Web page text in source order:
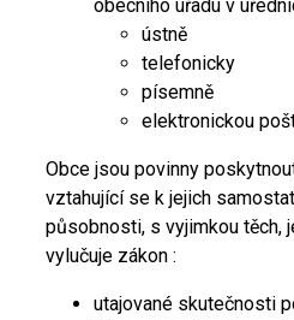
obecního úřadu v
ústně
telefonicky
písemně
elektronickou
Obce jsou povinny
vztahující se k jejich
působnosti, s vyjimkou těch,
vylučuje zákon :
utajované skutečnosti